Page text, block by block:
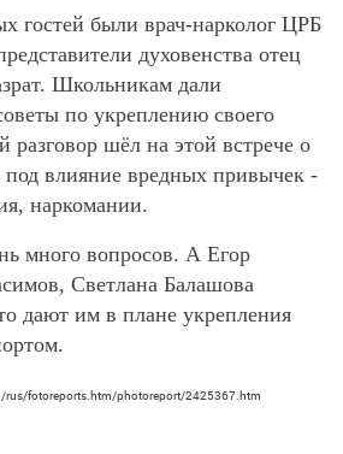
гостей были врач-нарколог ЦРБ
духовенства отец
Школьникам дали
по укреплению своего
разговор шёл на этой встрече о
под влияние вредных привычек -
наркомании.
много вопросов. А Егор
Светлана Балашова
дают им в плане укрепления
fotoreports.htm/photoreport/2425367.htm